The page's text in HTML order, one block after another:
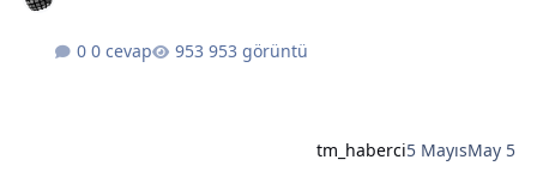
0 cevap 953 görüntü
tm_haberci5 MayısMay 5